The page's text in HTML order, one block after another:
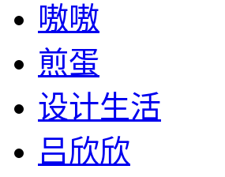
嗷嗷
煎蛋
设计生活
吕欣欣